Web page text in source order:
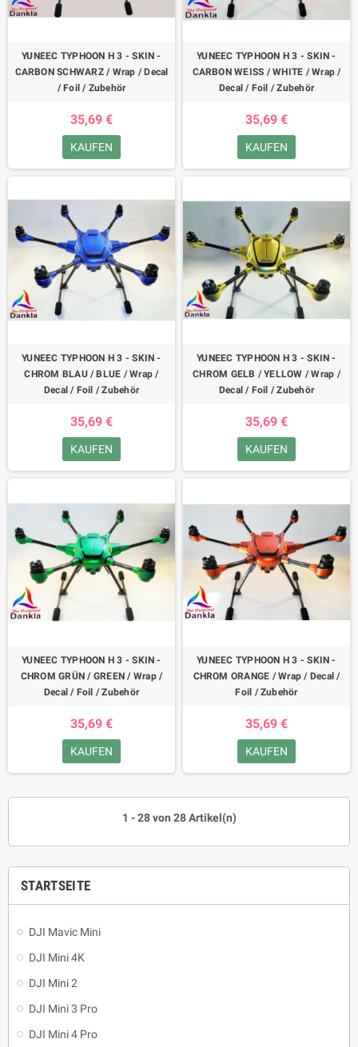
STARTSEITE
DJI Mavic Mini
DJI Mini 4K
DJI Mini 2
DJI Mini 3 Pro
DJI Mini 4 Pro
YUNEEC TYPHOON H 3 - SKIN -
CARBON SCHWARZ / Wrap / Decal
/ Foil / Zubehör
35,69 €
KAUFEN
YUNEEC TYPHOON H 3 - SKIN -
CARBON WEISS / WHITE / Wrap /
Decal / Foil / Zubehör
35,69 €
KAUFEN
YUNEEC TYPHOON H 3 - SKIN -
CHROM BLAU / BLUE / Wrap /
Decal / Foil / Zubehör
35,69 €
KAUFEN
YUNEEC TYPHOON H 3 - SKIN -
CHROM GELB / YELLOW / Wrap /
Decal / Foil / Zubehör
35,69 €
KAUFEN
YUNEEC TYPHOON H 3 - SKIN -
CHROM GRÜN / GREEN / Wrap /
Decal / Foil / Zubehör
35,69 €
KAUFEN
YUNEEC TYPHOON H 3 - SKIN -
CHROM ORANGE / Wrap / Decal /
Foil / Zubehör
35,69 €
KAUFEN
1 - 28 von 28 Artikel(n)